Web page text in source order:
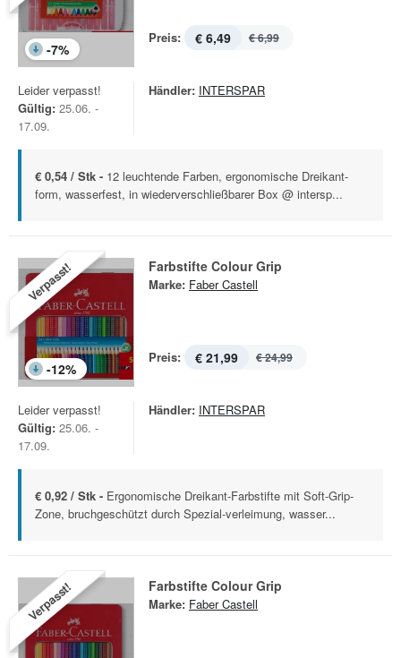
-7%
Preis: € 6,49 € 6,99
Leider verpasst!
Gültig: 25.06. -
17.09.
Händler: INTERSPAR
€ 0,54 / Stk - 12 leuchtende Farben, ergonomische Dreikant-
form, wasserfest, in wiederverschließbarer Box @ intersp...
Verpasst!
-12%
Farbstifte Colour Grip
Marke: Faber Castell
Preis: € 21,99 € 24,99
Leider verpasst!
Gültig: 25.06. -
17.09.
Händler: INTERSPAR
€ 0,92 / Stk - Ergonomische Dreikant-Farbstifte mit Soft-Grip-
Zone, bruchgeschützt durch Spezial-verleimung, wasser...
Verpasst! Farbstifte Colour Grip
Marke: Faber Castell